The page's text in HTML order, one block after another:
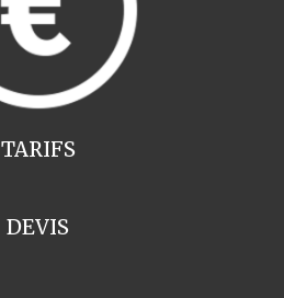
TARIFS
DEVIS